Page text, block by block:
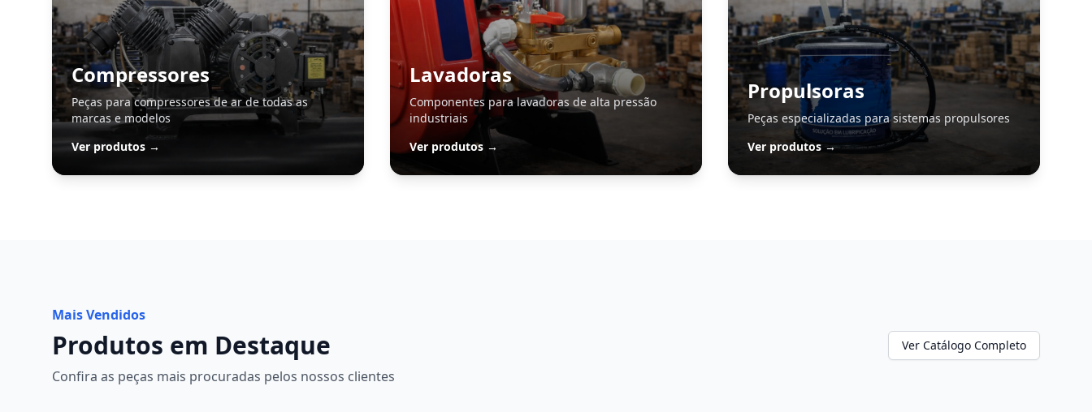
Compressores
Peças para compressores de ar de todas as
marcas e modelos
Ver produtos →
Lavadoras
Componentes para lavadoras de alta pressão
industriais
Ver produtos →
Propulsoras
Peças especializadas para sistemas propulsores
Ver produtos →
Mais Vendidos
Produtos em Destaque
Confira as peças mais procuradas pelos nossos clientes
Ver Catálogo Completo